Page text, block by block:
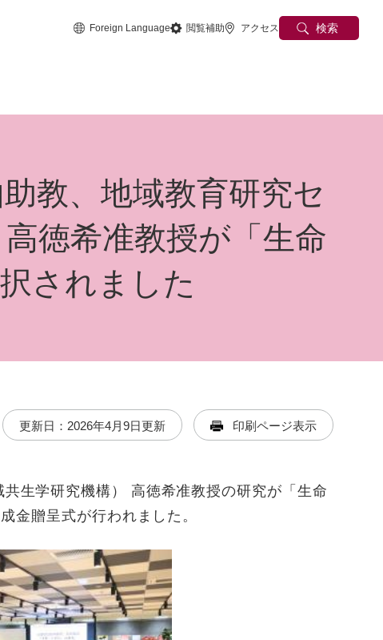
Foreign Language 閲覧補助 アクセス 検索
教、地域教育研究セ
徳希准教授が「生命
されました
更新日：2026年4月9日更新 印刷ページ表示
生学研究機構） 高徳希准教授の研究が「生命
金贈呈式が行われました。